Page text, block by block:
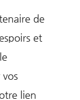
de
et
lien